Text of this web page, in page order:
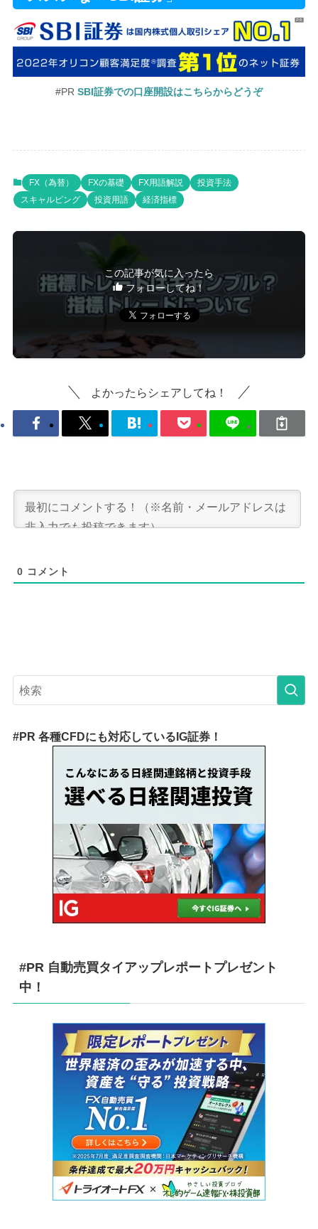
#PR SBI証券での口座開設はこちらからどうぞ
FX（為替） FXの基礎 FX用語解説
投資手法
スキャルピング
投資用語 経済指標
この記事が気に入ったら
フォローしてね！
よかったらシェアしてね！
0 コメント
#PR 各種CFDにも対応しているIG証券！
#PR 自動売買タイアップレポートプレゼント
中！